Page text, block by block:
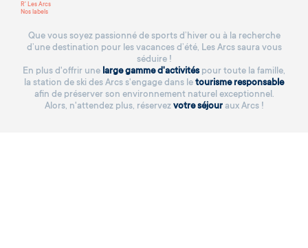
R' Les Arcs
Nos labels
Que vous soyez passionné de sports d’hiver ou à la recherche
d’une destination pour les vacances d’été, Les Arcs saura vous
séduire !
En plus d'offrir une large gamme d'activitéspour toute la famille,
la station de ski des Arcs s'engage dans le tourisme responsable
afin de préserver son environnement naturel exceptionnel.
Alors, n'attendez plus, réservez votre séjouraux Arcs !